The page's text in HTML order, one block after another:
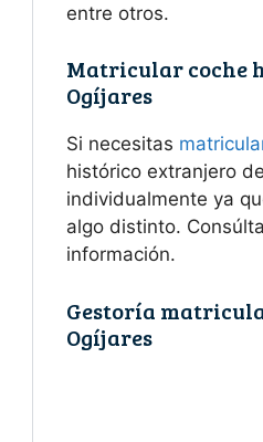
entre otros.
Matricular coche
Ogíjares
Si necesitas
histórico extranjero
individualmente ya
algo distinto.
información.
Gestoría
Ogíjares